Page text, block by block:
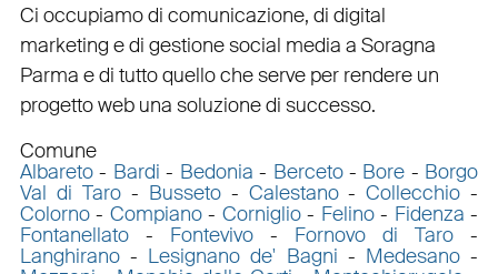
Ci occupiamo di comunicazione, di digital
marketing e di gestione social media a Soragna
Parma e di tutto quello che serve per rendere un
progetto web una soluzione di successo.
Comune
Albareto- Bardi - Bedonia - Berceto- Bore - Borgo
Val di Taro- Busseto- Calestano-Collecchio -
Colorno- Compiano- Corniglio- Felino- Fidenza -
Fontanellato- Fontevivo- Fornovo di Taro -
Langhirano- Lesignano de' Bagni - Medesano -